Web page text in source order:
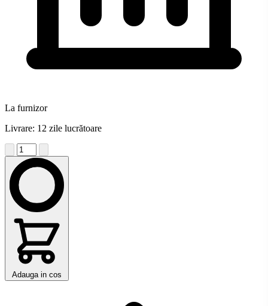
La furnizor
Livrare: 12 zile lucrătoare
Adauga in cos